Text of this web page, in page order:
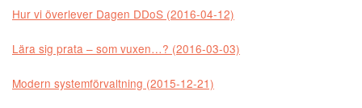
Hur vi överlever Dagen DDoS (2016-04-12)
Lära sig prata – som vuxen…? (2016-03-03)
Modern systemförvaltning (2015-12-21)